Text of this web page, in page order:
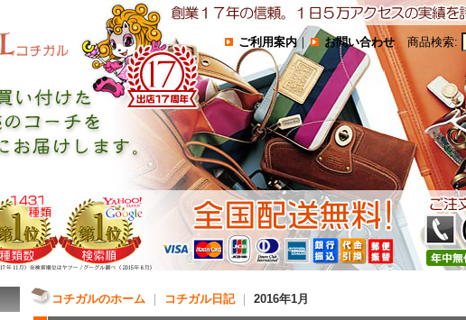
ご利用案内｜ お問い合わせ 商品検索:
コチガルのホーム コチガル日記｜ 2016年1月